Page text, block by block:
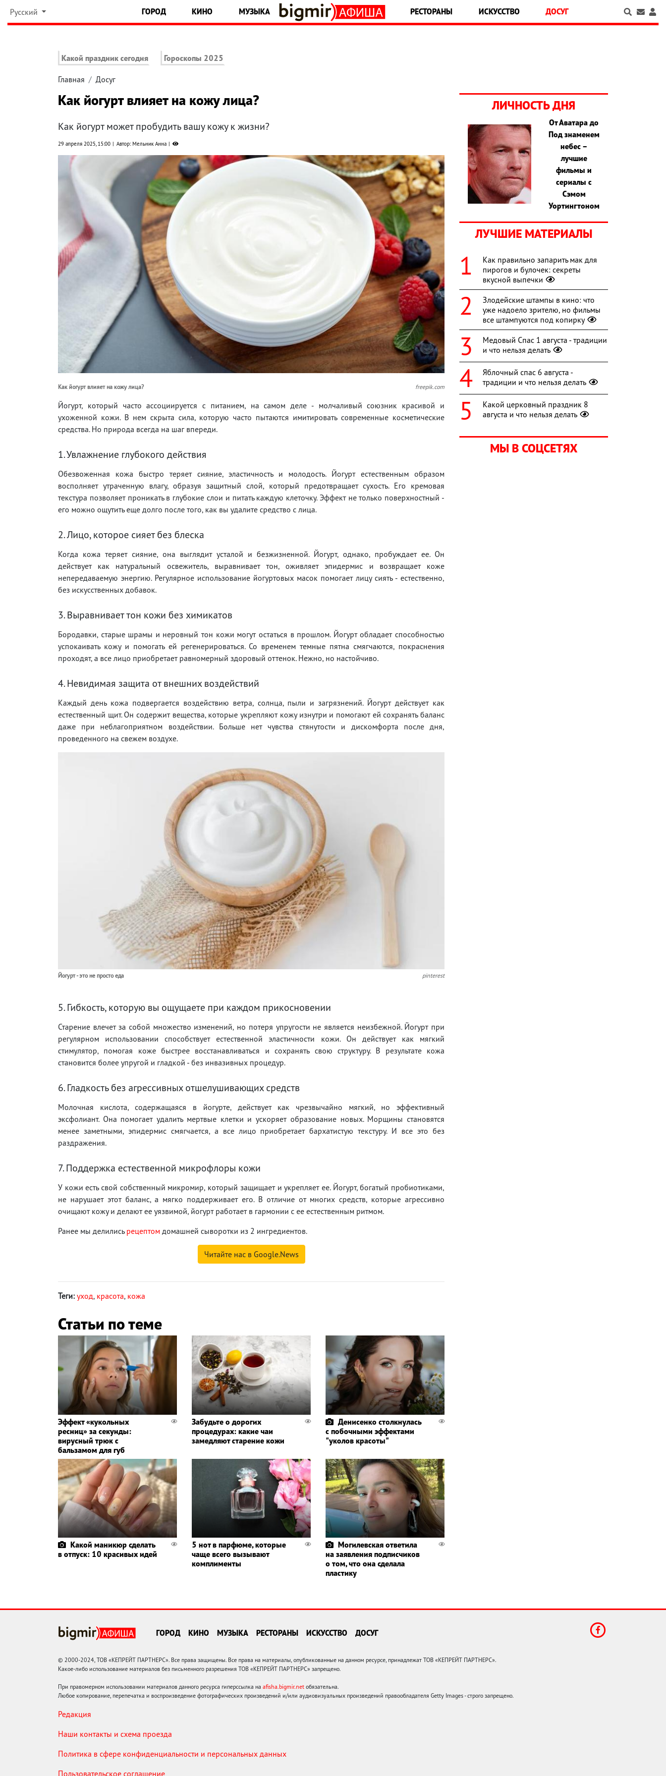
Русский ГОРОД КИНО МУЗЫКА РЕСТОРАНЫ ИСКУССТВО ДОСУГ
Какой праздник сегодня Гороскопы 2025
Главная Досуг
Как йогурт влияет на кожу лица?
Как йогурт может пробудить вашу кожу к жизни?
29 апреля 2025, 15:00 Автор: Мельник Анна
Как йогурт влияет на кожу лица? freepik.com
Йогурт, который часто ассоциируется с питанием, на самом деле - молчаливый союзник красивой и
ухоженной кожи. В нем скрыта сила, которую часто пытаются имитировать современные косметические
средства. Но природа всегда на шаг впереди.
1. Увлажнение глубокого действия
Обезвоженная кожа быстро теряет сияние, эластичность и молодость. Йогурт естественным образом
восполняет утраченную влагу, образуя защитный слой, который предотвращает сухость. Его кремовая
текстура позволяет проникать в глубокие слои и питать каждую клеточку. Эффект не только поверхностный -
его можно ощутить еще долго после того, как вы удалите средство с лица.
2. Лицо, которое сияет без блеска
Когда кожа теряет сияние, она выглядит усталой и безжизненной. Йогурт, однако, пробуждает ее. Он
действует как натуральный освежитель, выравнивает тон, оживляет эпидермис и возвращает коже
непередаваемую энергию. Регулярное использование йогуртовых масок помогает лицу сиять - естественно,
без искусственных добавок.
3. Выравнивает тон кожи без химикатов
Бородавки, старые шрамы и неровный тон кожи могут остаться в прошлом. Йогурт обладает способностью
успокаивать кожу и помогать ей регенерироваться. Со временем темные пятна смягчаются, покраснения
проходят, а все лицо приобретает равномерный здоровый оттенок. Нежно, но настойчиво.
4. Невидимая защита от внешних воздействий
Каждый день кожа подвергается воздействию ветра, солнца, пыли и загрязнений. Йогурт действует как
естественный щит. Он содержит вещества, которые укрепляют кожу изнутри и помогают ей сохранять баланс
даже при неблагоприятном воздействии. Больше нет чувства стянутости и дискомфорта после дня,
проведенного на свежем воздухе.
Йогурт - это не просто еда pinterest
5. Гибкость, которую вы ощущаете при каждом прикосновении
Старение влечет за собой множество изменений, но потеря упругости не является неизбежной. Йогурт при
регулярном использовании способствует естественной эластичности кожи. Он действует как мягкий
стимулятор, помогая коже быстрее восстанавливаться и сохранять свою структуру. В результате кожа
становится более упругой и гладкой - без инвазивных процедур.
6. Гладкость без агрессивных отшелушивающих средств
Молочная кислота, содержащаяся в йогурте, действует как чрезвычайно мягкий, но эффективный
эксфолиант. Она помогает удалить мертвые клетки и ускоряет образование новых. Морщины становятся
менее заметными, эпидермис смягчается, а все лицо приобретает бархатистую текстуру. И все это без
раздражения.
7. Поддержка естественной микрофлоры кожи
У кожи есть свой собственный микромир, который защищает и укрепляет ее. Йогурт, богатый пробиотиками,
не нарушает этот баланс, а мягко поддерживает его. В отличие от многих средств, которые агрессивно
очищают кожу и делают ее уязвимой, йогурт работает в гармонии с ее естественным ритмом.
Ранее мы делились рецептом домашней сыворотки из 2 ингредиентов.
Читайте нас в Google.News
Теги: уход, красота, кожа
Статьи по теме
Эффект «кукольных
ресниц» за секунды:
вирусный трюк с
бальзамом для губ
Забудьте о дорогих
процедурах: какие чаи
замедляют старение кожи
Денисенко столкнулась
с побочными эффектами
"уколов красоты"
Какой маникюр сделать
в отпуск: 10 красивых идей
5 нот в парфюме, которые
чаще всего вызывают
комплименты
Могилевская ответила
на заявления подписчиков
о том, что она сделала
пластику
ЛИЧНОСТЬ ДНЯ
От Аватара до
Под знаменем
небес –
лучшие
фильмы и
сериалы с
Сэмом
Уортингтоном
ЛУЧШИЕ МАТЕРИАЛЫ
Как правильно запарить мак для
пирогов и булочек: секреты
вкусной выпечки
Злодейские штампы в кино: что
уже надоело зрителю, но фильмы
все штампуются под копирку
Медовый Спас 1 августа - традиции
и что нельзя делать
Яблочный спас 6 августа -
традиции и что нельзя делать
Какой церковный праздник 8
августа и что нельзя делать
МЫ В СОЦСЕТЯХ
ГОРОД КИНО МУЗЫКА РЕСТОРАНЫ ИСКУССТВО ДОСУГ
© 2000-2024, ТОВ «КЕПРЕЙТ ПАРТНЕРС». Все права защищены. Все права на материалы, опубликованные на данном ресурсе, принадлежат ТОВ «КЕПРЕЙТ ПАРТНЕРС».
Какое-либо использование материалов без письменного разрешения ТОВ «КЕПРЕЙТ ПАРТНЕРС» запрещено.
При правомерном использовании материалов данного ресурса гиперссылка на afisha.bigmir.net обязательна.
Любое копирование, перепечатка и воспроизведение фотографических произведений и/или аудиовизуальных произведений правообладателя Getty Images - строго запрещено.
Редакция
Наши контакты и схема проезда
Политика в сфере конфиденциальности и персональных данных
Пользовательское соглашение